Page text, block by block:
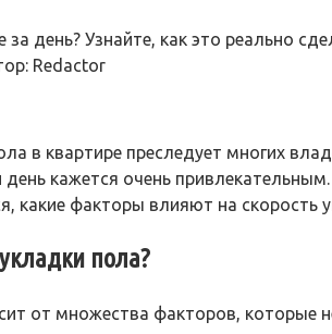
за день? Узнайте, как это реально
Redactor
в квартире преследует многих
кажется очень
какие факторы влияют на скорость
пола?
от множества факторов,